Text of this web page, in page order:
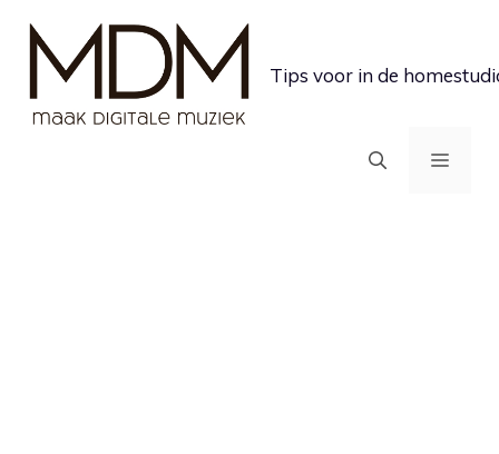
inhoud
Tips voor in de
MENU